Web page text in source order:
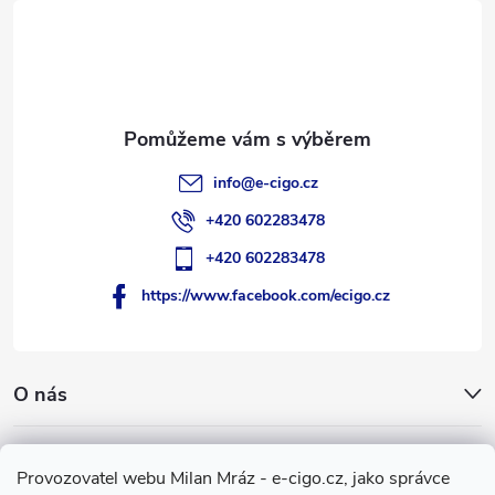
Provozovatel webu Milan Mráz - e-cigo.cz, jako správce
O nás
info@e-cigo.cz
+420 602283478
+420 602283478
https://www.facebook.com/ecigo.cz